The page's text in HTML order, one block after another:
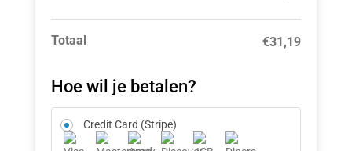
Totaal €31,19
Hoe wil je betalen?
Credit Card (Stripe)